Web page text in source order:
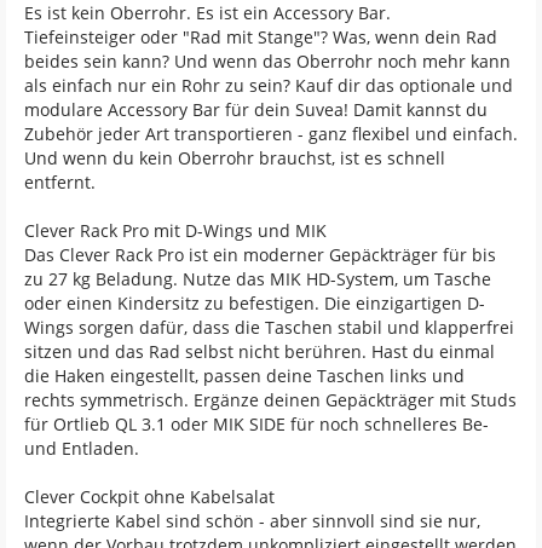
Es ist kein Oberrohr. Es ist ein Accessory Bar.
Tiefeinsteiger oder "Rad mit Stange"? Was, wenn dein Rad
beides sein kann? Und wenn das Oberrohr noch mehr kann
als einfach nur ein Rohr zu sein? Kauf dir das optionale und
modulare Accessory Bar für dein Suvea! Damit kannst du
Zubehör jeder Art transportieren - ganz flexibel und einfach.
Und wenn du kein Oberrohr brauchst, ist es schnell
entfernt.
Clever Rack Pro mit D-Wings und MIK
Das Clever Rack Pro ist ein moderner Gepäckträger für bis
zu 27 kg Beladung. Nutze das MIK HD-System, um Tasche
oder einen Kindersitz zu befestigen. Die einzigartigen D-
Wings sorgen dafür, dass die Taschen stabil und klapperfrei
sitzen und das Rad selbst nicht berühren. Hast du einmal
die Haken eingestellt, passen deine Taschen links und
rechts symmetrisch. Ergänze deinen Gepäckträger mit Studs
für Ortlieb QL 3.1 oder MIK SIDE für noch schnelleres Be-
und Entladen.
Clever Cockpit ohne Kabelsalat
Integrierte Kabel sind schön - aber sinnvoll sind sie nur,